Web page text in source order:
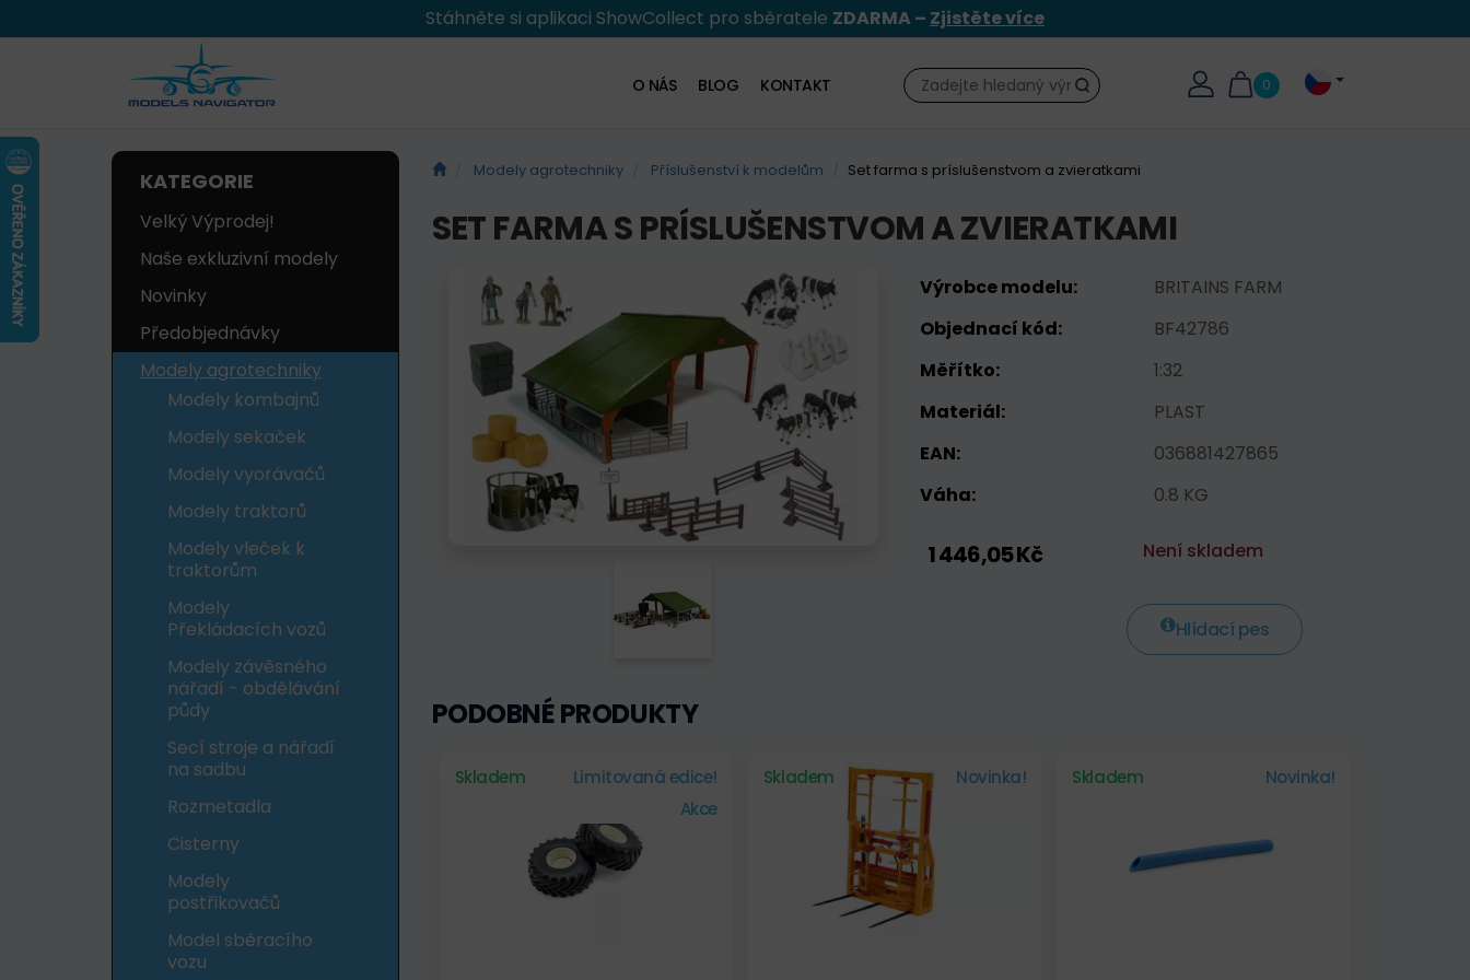
Stáhněte si aplikaci ShowCollect pro sběratele ZDARMA – Zjistěte více
0
Hledat
O NÁS BLOG KONTAKT
KATEGORIE
Velký Výprodej!
Naše exkluzivní modely
Novinky
Předobjednávky
Modely agrotechniky
Modely kombajnů
Modely sekaček
Modely vyorávačů
Modely traktorů
Modely vleček k
traktorům
Modely
Překládacích vozů
Modely závěsného
nářadí - obdělávání
půdy
Secí stroje a nářadí
na sadbu
Rozmetadla
Cisterny
Modely
postřikovačů
Model sběracího
vozu
Modely agrotechniky Příslušenství k modelům Set farma s príslušenstvom a zvieratkami
SET FARMA S PRÍSLUŠENSTVOM A ZVIERATKAMI
Výrobce modelu:
BRITAINS FARM
Objednací kód:
BF42786
Měřítko:
1:32
Materiál:
PLAST
EAN:
036881427865
Váha:
0.8 KG
1 446,05 Kč Není skladem
Hlídací pes
PODOBNÉ PRODUKTY
Skladem
Limitovaná edice!
Akce
Skladem Novinka! Skladem Novinka!